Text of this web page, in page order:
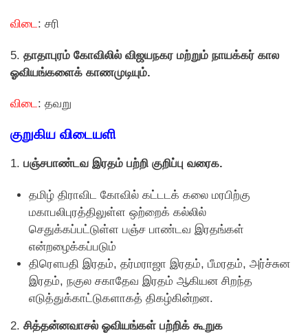
விடை: சரி
5. தாதாபுரம் கோவிலில் விஜயநகர மற்றும் நாயக்கர் கால
ஓவியங்களைக் காணமுடியும்.
விடை: தவறு
குறுகிய விடையளி
1. பஞ்சபாண்டவ இரதம் பற்றி குறிப்பு வரைக.
தமிழ் திராவிட கோவில் கட்டடக் கலை மரபிற்கு
மகாபலிபுரத்திலுள்ள ஒற்றைக் கல்லில்
செதுக்கப்பட்டுள்ள பஞ்ச பாண்டவ இரதங்கள்
என்றழைக்கப்படும்
திரௌபதி இரதம், தர்மராஜா இரதம், பீமரதம், அர்ச்சுன
இரதம், நகுல சகாதேவ இரதம் ஆகியன சிறந்த
எடுத்துக்காட்டுகளாகத் திகழ்கின்றன.
2. சித்தன்னவாசல் ஓவியங்கள் பற்றிக் கூறுக